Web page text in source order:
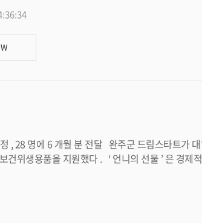
능 향상과 건강한 생활습관 형성을 지원한다 . 특히 기억력과 시지각 , 주의집중 , 수행기능
프로그램을 통해 치매 예방은 물론 건강한 노후생활을 돕고 있다 . 또한 어
고 정서적 안정과 우울감 완화에도 긍정적인 효과를 기대하고 있다 . 유미숙
즐겁게 참여할 수 있는 치매예방 프로그램을 지속적으